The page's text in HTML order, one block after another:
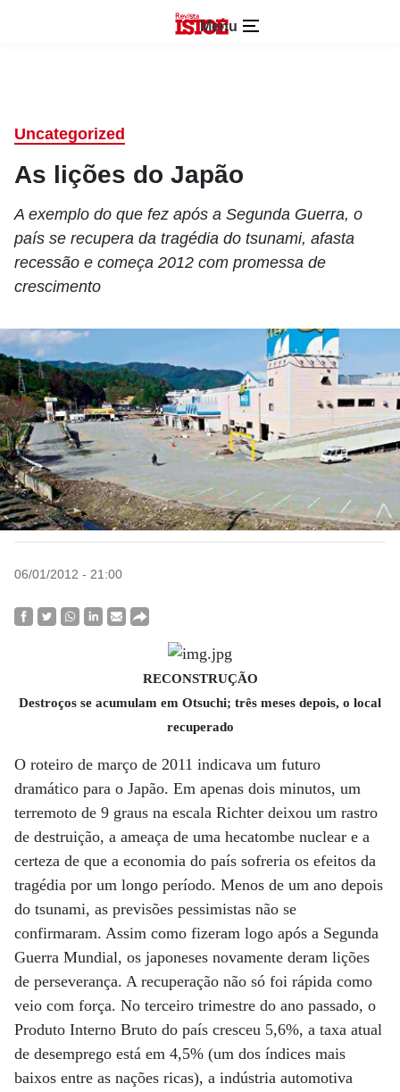
Menu
Uncategorized
As lições do Japão
A exemplo do que fez após a Segunda Guerra, o
país se recupera da tragédia do tsunami, afasta
recessão e começa 2012 com promessa de
crescimento
06/01/2012 - 21:00
RECONSTRUÇÃO
Destroços se acumulam em Otsuchi; três meses depois, o local
recuperado
O roteiro de março de 2011 indicava um futuro
dramático para o Japão. Em apenas dois minutos, um
terremoto de 9 graus na escala Richter deixou um rastro
de destruição, a ameaça de uma hecatombe nuclear e a
certeza de que a economia do país sofreria os efeitos da
tragédia por um longo período. Menos de um ano depois
do tsunami, as previsões pessimistas não se
confirmaram. Assim como fizeram logo após a Segunda
Guerra Mundial, os japoneses novamente deram lições
de perseverança. A recuperação não só foi rápida como
veio com força. No terceiro trimestre do ano passado, o
Produto Interno Bruto do país cresceu 5,6%, a taxa atual
de desemprego está em 4,5% (um dos índices mais
baixos entre as nações ricas), a indústria automotiva